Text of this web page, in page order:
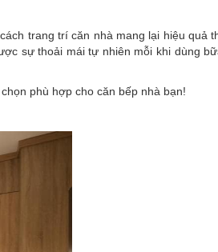
trang trí căn nhà mang lại hiệu quả
sự thoải mái tự nhiên mỗi khi dùng
phù hợp cho căn bếp nhà bạn!